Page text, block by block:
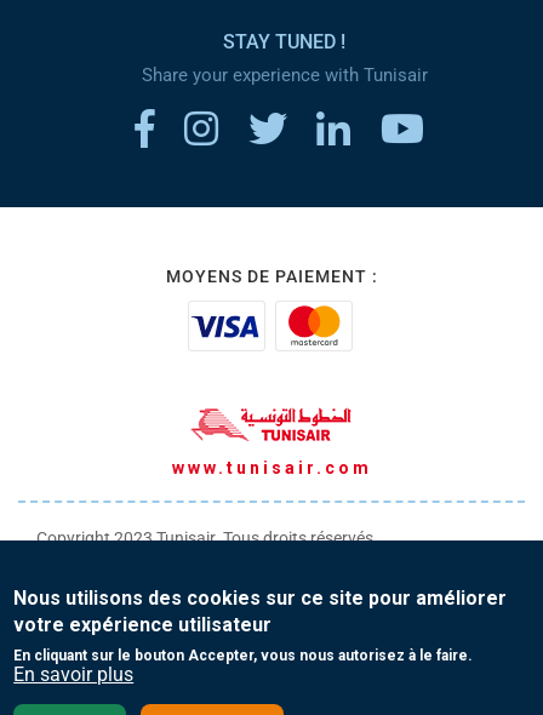
STAY TUNED !
Share your experience with Tunisair
MOYENS DE PAIEMENT :
www.tunisair.com
Copyright 2023 Tunisair. Tous droits réservés
Conditions générales de Vente
Protection de vos données personnelles
Nous utilisons des cookies sur ce site pour améliorer
votre expérience utilisateur
En cliquant sur le bouton Accepter, vous nous autorisez à le faire.
En savoir plus